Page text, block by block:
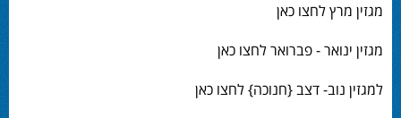
מגזין מרץ לחצו כאן
מגזין ינואר - פברואר לחצו כאן
למגזין נוב- דצב {חנוכה} לחצו כאן